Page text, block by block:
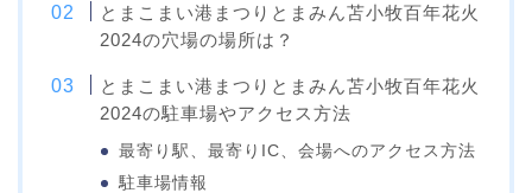
とまこまい港まつりとまみん苫小牧百年花火
2024の穴場の場所は？
とまこまい港まつりとまみん苫小牧百年花火
2024の駐車場やアクセス方法
最寄り駅、最寄りIC、会場へのアクセス方法
駐車場情報